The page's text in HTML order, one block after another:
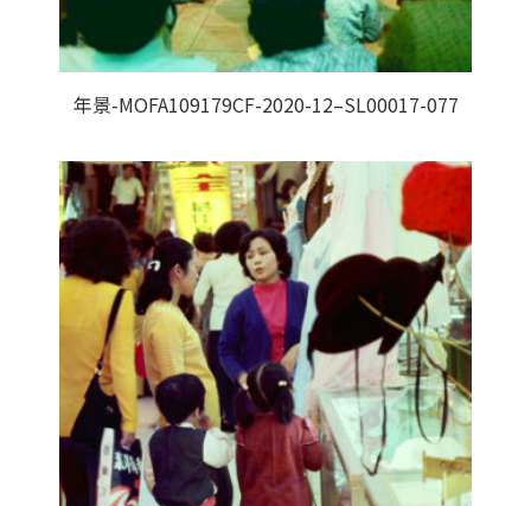
年景-MOFA109179CF-2020-12–SL00017-077